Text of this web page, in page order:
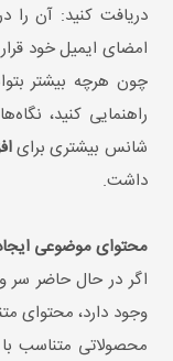
دریافت کنید: آن را
امضای ایمیل خود
چون هرچه بیشتر
راهنمایی کنید،
شانس بیشتری برای
داشت.
محتوای موضوعی
اگر در حال حاضر سر
وجود دارد، محتوای
محصولاتی متناسب